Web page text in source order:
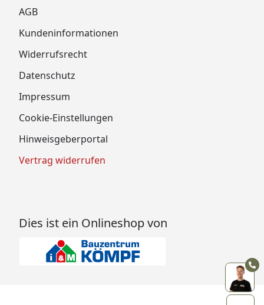
AGB
Kundeninformationen
Widerrufsrecht
Datenschutz
Impressum
Cookie-Einstellungen
Hinweisgeberportal
Vertrag widerrufen
Dies ist ein Onlineshop von